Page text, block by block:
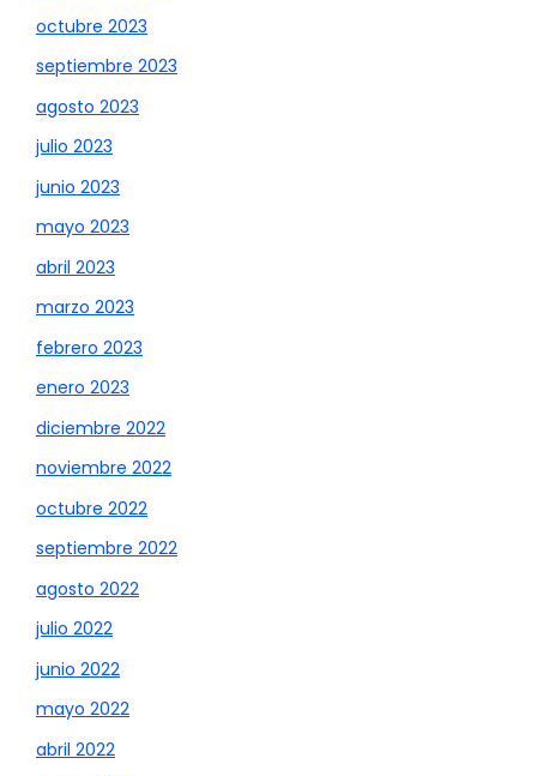
octubre 2023
septiembre 2023
agosto 2023
julio 2023
junio 2023
mayo 2023
abril 2023
marzo 2023
febrero 2023
enero 2023
diciembre 2022
noviembre 2022
octubre 2022
septiembre 2022
agosto 2022
julio 2022
junio 2022
mayo 2022
abril 2022